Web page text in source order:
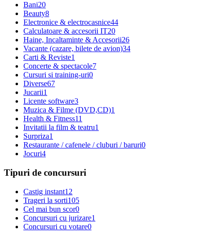
Bani20
Beauty8
Electronice & electrocasnice44
Calculatoare & accesorii IT20
Haine, Incaltaminte & Accesorii26
Vacante (cazare, bilete de avion)34
Carti & Reviste1
Concerte & spectacole7
Cursuri si training-uri0
Diverse67
Jucarii1
Licente software3
Muzica & Filme (DVD,CD)1
Health & Fitness11
Invitatii la film & teatru1
Surpriza1
Restaurante / cafenele / cluburi / baruri0
Jocuri4
Tipuri de concursuri
Castig instant12
Trageri la sorti105
Cel mai bun scor0
Concursuri cu jurizare1
Concursuri cu votare0